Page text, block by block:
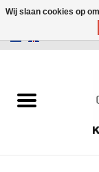
Sale
Wij slaan cookies op